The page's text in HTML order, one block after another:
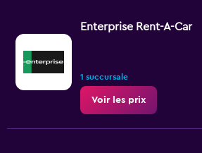
Enterprise Rent-A-Car
1 succursale
Voir les prix